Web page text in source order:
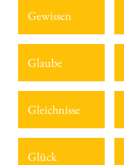
Gewissen
Glaube
Gleichnisse
Glück